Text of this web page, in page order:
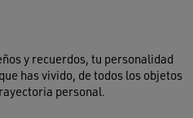
y recuerdos, tu personalidad
has vivido, de todos los objetos
personal.